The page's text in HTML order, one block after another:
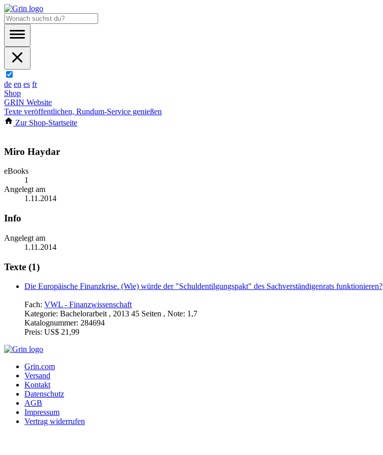
de en es fr
Shop
GRIN Website
Texte veröffentlichen, Rundum-Service genießen
Zur Shop-Startseite
Miro Haydar
eBooks
1
Angelegt am
1.11.2014
Info
Angelegt am
1.11.2014
Texte (1)
Die Europäische Finanzkrise. (Wie) würde der "Schuldentilgungspakt" des Sachverständigenrats funktionieren?
Fach: VWL - Finanzwissenschaft
Kategorie: Bachelorarbeit , 2013 45 Seiten , Note: 1,7
Katalognummer: 284694
Preis: US$ 21,99
Grin.com
Versand
Kontakt
Datenschutz
AGB
Impressum
Vertrag widerrufen